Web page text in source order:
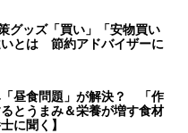
グッズ「買い」「安物買い
いとは 節約アドバイザーに
「昼食問題」が解決？ 「作
とうまみ＆栄養が増す食材
に聞く】